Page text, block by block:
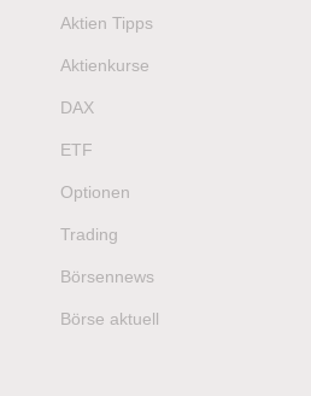
Aktien Tipps
Aktienkurse
DAX
ETF
Optionen
Trading
Börsennews
Börse aktuell